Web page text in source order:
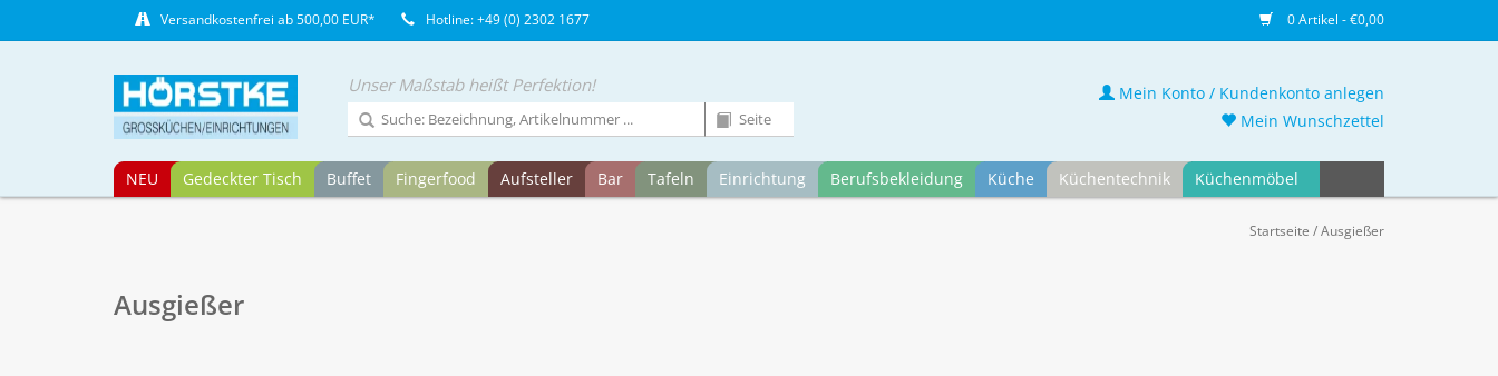
Versandkostenfrei ab 500,00 EUR* Hotline: +49 (0) 2302 1677 0 Artikel - €0,00
Unser Maßstab heißt Perfektion!
NEU Gedeckter Tisch Buffet Fingerfood Aufsteller Bar Tafeln Einrichtung Berufsbekleidung Küche Küchentechnik Küchenmöbel
Mein Konto / Kundenkonto anlegen
Mein Wunschzettel
Startseite /Ausgießer
Ausgießer